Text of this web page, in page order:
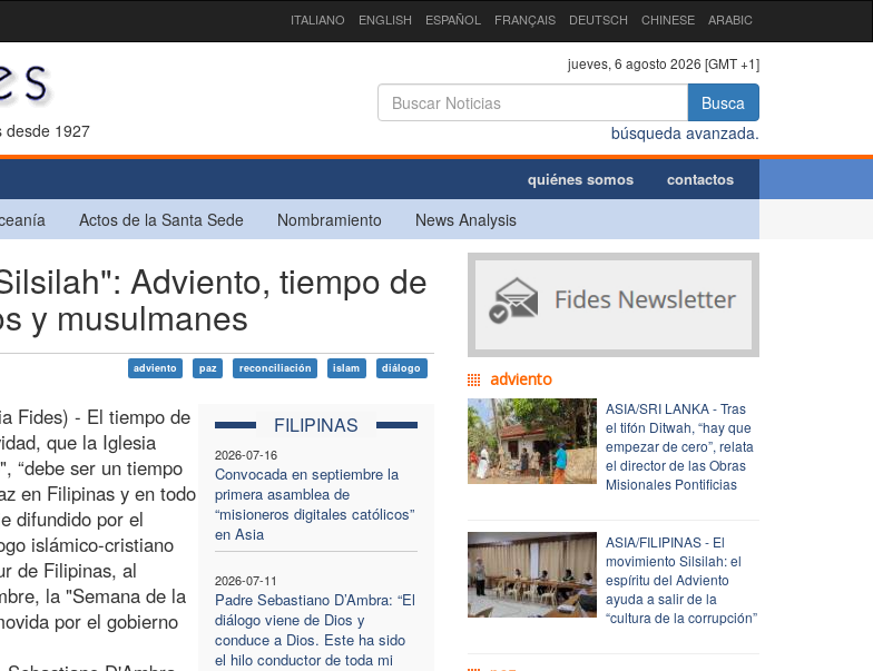
ITALIANO ENGLISH ESPAÑOL FRANÇAIS DEUTSCH CHINESE ARABIC
desde 1927
jueves, 6 agosto 2026 [GMT +1]
Busca
búsqueda avanzada.
quiénes somos contactos
Actos de la Santa Sede Nombramiento News Analysis
Adviento, tiempo de
y musulmanes
adviento paz reconciliación islam diálogo
FILIPINAS
2026-07-16
Convocada en septiembre la
primera asamblea de
“misioneros digitales católicos”
en Asia
2026-07-11
Padre Sebastiano D’Ambra: “El
diálogo viene de Dios y
conduce a Dios. Este ha sido
el hilo conductor de toda mi
Fides) - El tiempo de
que la Iglesia
“debe ser un tiempo
en Filipinas y en todo
difundido por el
islámico-cristiano
de Filipinas, al
la "Semana de la
por el gobierno
adviento
ASIA/SRI LANKA - Tras
el tifón Ditwah, “hay que
empezar de cero”, relata
el director de las Obras
Misionales Pontificias
ASIA/FILIPINAS - El
movimiento Silsilah: el
espíritu del Adviento
ayuda a salir de la
“cultura de la corrupción”